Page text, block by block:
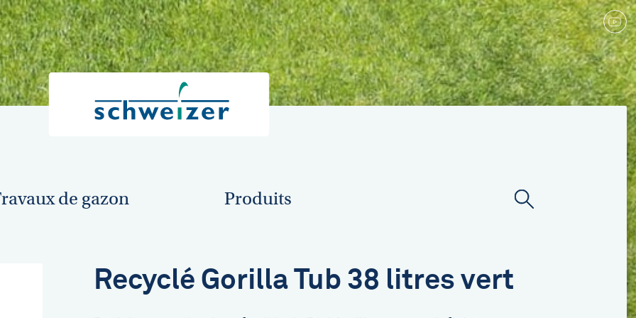
de gazon Produits
Recyclé Gorilla Tub 38 litres vert